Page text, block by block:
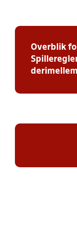
Overblik
derimellem